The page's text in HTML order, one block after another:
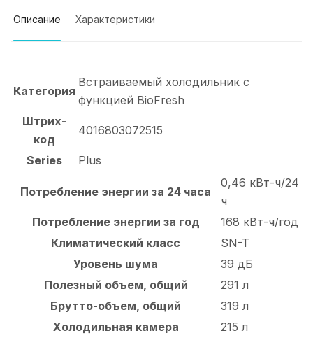
Описание Характеристики
Категория
Встраиваемый холодильник с
функцией BioFresh
Штрих-
код
4016803072515
Series Plus
Потребление энергии за 24 часа
0,46 кВт-ч/24
ч
Потребление энергии за год
168 кВт-ч/год
Климатический класс
SN-T
Уровень шума
39 дБ
Полезный объем, общий
291 л
Брутто-объем, общий
319 л
Холодильная камера
215 л